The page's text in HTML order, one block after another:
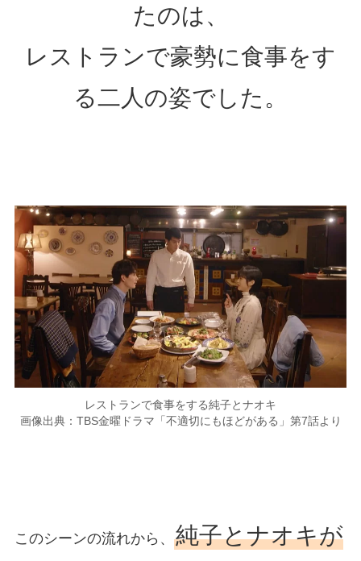
たのは、
レストランで豪勢に食事をす
る二人の姿でした。
レストランで食事をする純子とナオキ
画像出典：TBS金曜ドラマ「不適切にもほどがある」第7話より
このシーンの流れから、 純子とナオキが